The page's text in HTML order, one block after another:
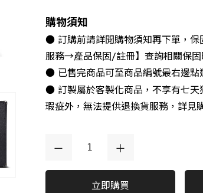
購物須知
● 訂購前請詳閱購物須知再下單，
服務→產品保固/註冊】查詢相關保固
● 已售完商品可至商品編號最右邊點
● 訂製屬於客製化商品，不享有七天
瑕疵外，無法提供退換貨服務，詳見
立即購買